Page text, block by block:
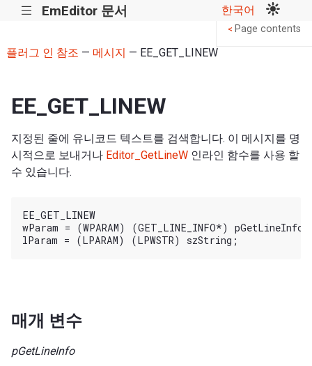
||| EmEditor 문서 한국어
플러그 인 참조 — 메시지 — EE_GET_LINEW
EE_GET_LINEW
지정된 줄에 유니코드 텍스트를 검색합니다. 이 메시지를 명
시적으로 보내거나 Editor_GetLineW 인라인 함수를 사용 할
수 있습니다.
EE_GET_LINEW
wParam = (WPARAM) (GET_LINE_INFO*) pGetLineInfo;
매개 변수
pGetLineInfo
< Page contents